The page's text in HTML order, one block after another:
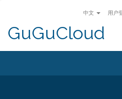
中文 用户
GuGuCloud